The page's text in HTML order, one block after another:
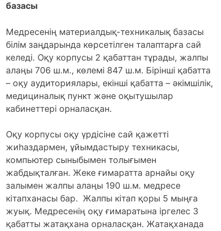
базасы
Медресенің материалдық-техникалық базасы
білім заңдарында көрсетілген талаптарға сай
келеді. Оқу корпусы 2 қабаттан тұрады, жалпы
алаңы 706 ш.м., көлемі 847 ш.м. Бірінші қабатта
– оқу аудиториялары, екінші қабатта – әкімшілік,
медициналық пункт және оқытушылар
кабинеттері орналасқан.
Оқу корпусы оқу үрдісіне сай қажетті
жиһаздармен, ұйымдастыру техникасы,
компьютер сыныбымен толығымен
жабдықталған. Жеке ғимаратта арнайы оқу
залымен жалпы алаңы 190 ш.м. медресе
кітапханасы бар. Жалпы кітап қоры 5 мыңға
жуық. Медресенің оқу ғимаратына іргелес 3
қабатты жатақхана орналасқан. Жатақханада